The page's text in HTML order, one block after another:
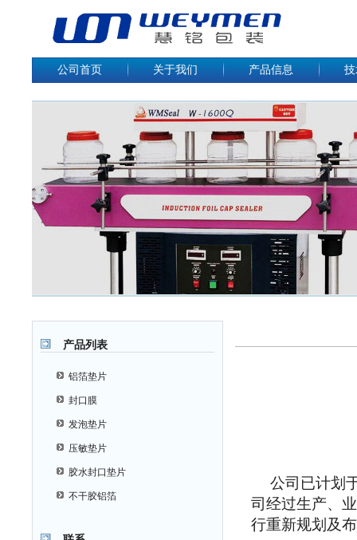
公司首页 关于我们 产品信息
产品列表
铝箔垫片
封口膜
发泡垫片
压敏垫片
胶水封口垫片
不干胶铝箔
公司已计划
司经过生产、
行重新规划及